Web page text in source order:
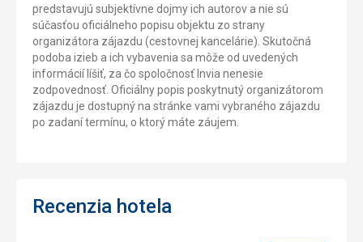
predstavujú subjektívne dojmy ich autorov a nie sú
súčasťou oficiálneho popisu objektu zo strany
organizátora zájazdu (cestovnej kancelárie). Skutočná
podoba izieb a ich vybavenia sa môže od uvedených
informácií líšiť, za čo spoločnosť Invia nenesie
zodpovednosť. Oficiálny popis poskytnutý organizátorom
zájazdu je dostupný na stránke vami vybraného zájazdu
po zadaní termínu, o ktorý máte záujem.
Recenzia hotela